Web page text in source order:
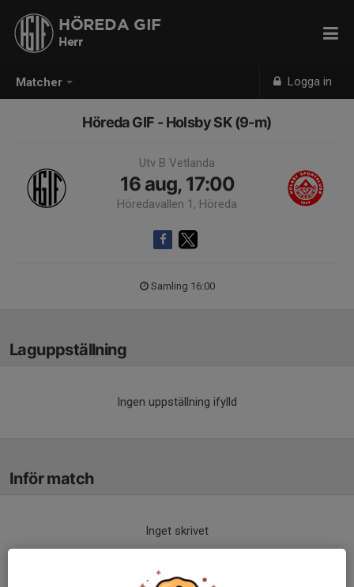
Matcher Logga in
HÖREDA GIF
Herr
Höreda GIF - Holsby SK (9-m)
Utv B Vetlanda
16 aug, 17:00
Höredavallen 1, Höreda
Samling 16:00
Laguppställning
Ingen uppställning ifylld
Inför match
Inget skrivet